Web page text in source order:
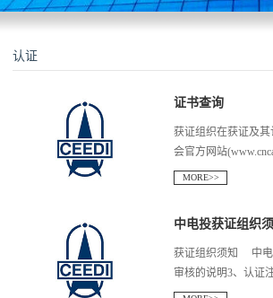
认证
证书查询
获证组织在获证及
会官方网站
MORE>>
中电投获证组织
获证组织须知 中电
审核的说明3、认证